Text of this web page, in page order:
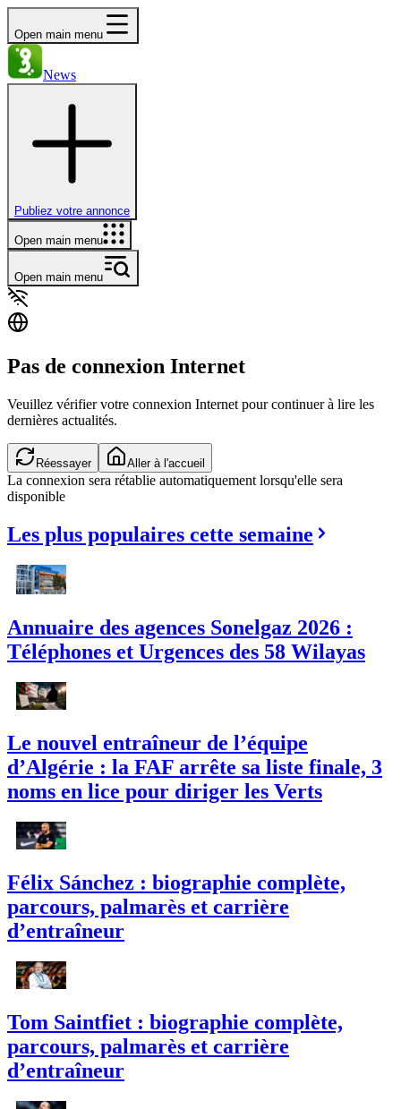
Open main menu
News
Publiez votre annonce
Open main menu
Open main menu
Pas de connexion Internet
Veuillez vérifier votre connexion Internet pour continuer à lire les
dernières actualités.
Réessayer Aller à l'accueil
La connexion sera rétablie automatiquement lorsqu'elle sera
disponible
Les plus populaires cette semaine
Annuaire des agences Sonelgaz 2026 :
Téléphones et Urgences des 58 Wilayas
Le nouvel entraîneur de l’équipe
d’Algérie : la FAF arrête sa liste finale, 3
noms en lice pour diriger les Verts
Félix Sánchez : biographie complète,
parcours, palmarès et carrière
d’entraîneur
Tom Saintfiet : biographie complète,
parcours, palmarès et carrière
d’entraîneur